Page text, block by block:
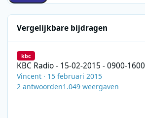
Vergelijkbare bijdragen
kbc
KBC Radio - 15-02-2015 - 0900-1600
Vincent · 15 februari 2015
2 antwoorden1.049 weergaven